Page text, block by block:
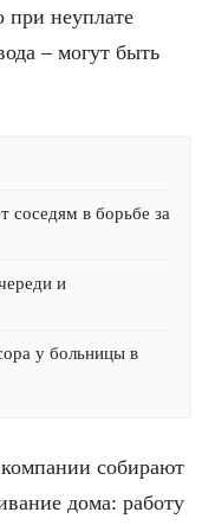
при неуплате
– могут быть
соседям в борьбе за
и
у больницы в
собирают
дома: работу